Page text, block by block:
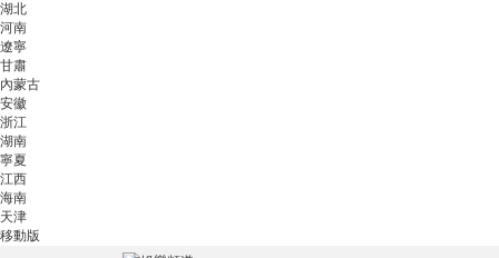
湖北
河南
遼寧
甘肅
內蒙古
安徽
浙江
湖南
寧夏
江西
海南
天津
移動版